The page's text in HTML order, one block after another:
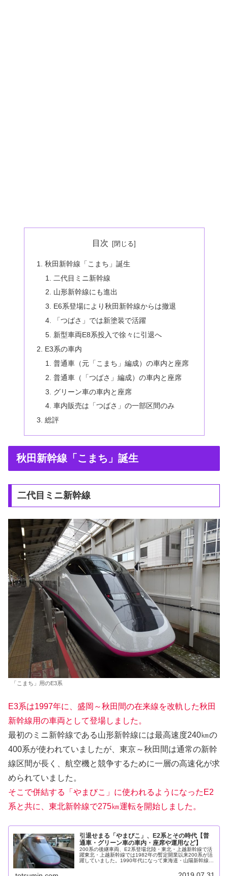
目次
秋田新幹線「こまち」誕生
二代目ミニ新幹線
山形新幹線にも進出
E6系登場により秋田新幹線からは撤退
「つばさ」では新塗装で活躍
新型車両E8系投入で徐々に引退へ
E3系の車内
普通車（元「こまち」編成）の車内と座席
普通車（「つばさ」編成）の車内と座席
グリーン車の車内と座席
車内販売は「つばさ」の一部区間のみ
総評
秋田新幹線「こまち」誕生
二代目ミニ新幹線
「こまち」用のE3系
E3系は1997年に、盛岡～秋田間の在来線を改軌した秋田
新幹線用の車両として登場しました。
最初のミニ新幹線である山形新幹線には最高速度240㎞の
400系が使われていましたが、東京～秋田間は通常の新幹
線区間が長く、航空機と競争するために一層の高速化が求
められていました。
そこで併結する「やまびこ」に使われるようになったE2
系と共に、東北新幹線で275㎞運転を開始しました。
引退せまる「やまびこ」、E2系とその時代【普
通車・グリーン車の車内・座席や運用など】
200系の後継車両、E2系登場北陸・東北・上越新幹線で活
躍東北・上越新幹線では1982年の暫定開業以来200系が活
躍していました。1990年代になって東海道・山陽新幹線に